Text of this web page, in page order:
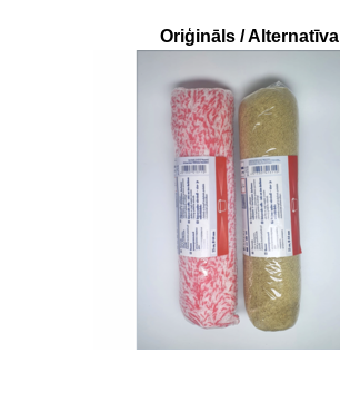
Oriģināls / Alternatīva